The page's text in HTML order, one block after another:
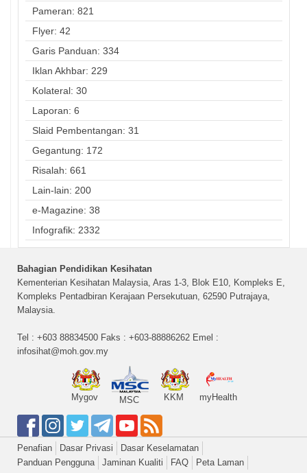
Pameran: 821
Flyer: 42
Garis Panduan: 334
Iklan Akhbar: 229
Kolateral: 30
Laporan: 6
Slaid Pembentangan: 31
Gegantung: 172
Risalah: 661
Lain-lain: 200
e-Magazine: 38
Infografik: 2332
Bahagian Pendidikan Kesihatan
Kementerian Kesihatan Malaysia, Aras 1-3, Blok E10, Kompleks E,
Kompleks Pentadbiran Kerajaan Persekutuan, 62590 Putrajaya,
Malaysia.
Tel : +603 88834500 Faks : +603-88886262 Emel :
infosihat@moh.gov.my
Mygov MSC KKM myHealth
Penafian Dasar Privasi
Dasar Keselamatan
Panduan Pengguna
Jaminan Kualiti FAQ Peta Laman